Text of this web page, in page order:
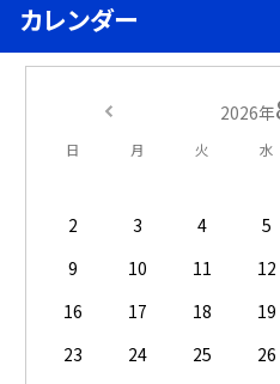
カレンダー
2026年
日 月 火 水
2
3 4 5
9
10 11 12
16
17 18 19
23
24 25 26